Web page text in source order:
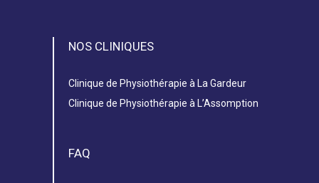
NOS CLINIQUES
Clinique de Physiothérapie à La Gardeur
Clinique de Physiothérapie à L’Assomption
FAQ